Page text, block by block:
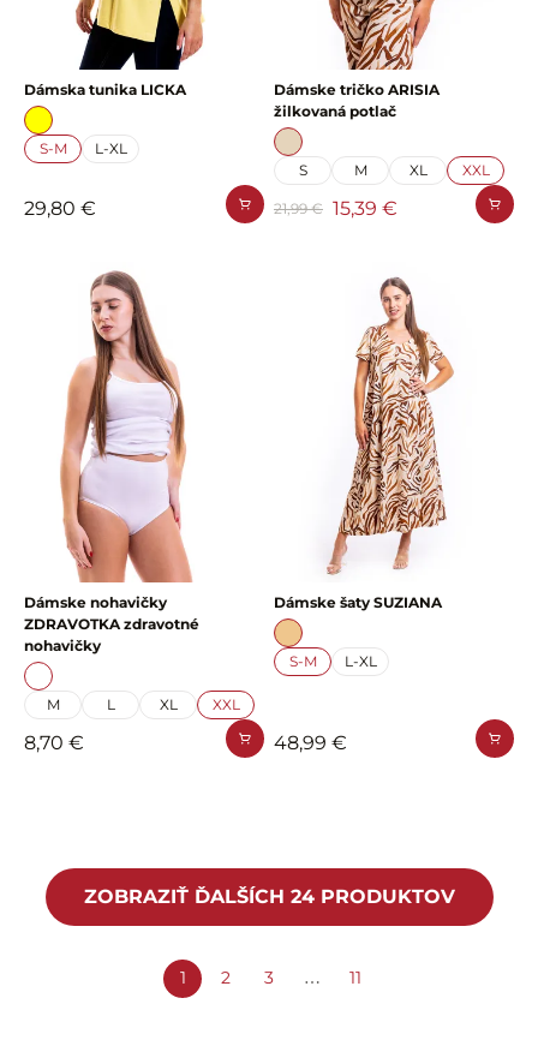
Dámska tunika LICKA
S-M L-XL
29,80 €
Dámske tričko ARISIA
žilkovaná potlač
S M XL XXL
21,99 € 15,39 €
Dámske nohavičky
ZDRAVOTKA zdravotné
nohavičky
M L XL XXL
8,70 €
Dámske šaty SUZIANA
S-M L-XL
48,99 €
ZOBRAZIŤ ĎALŠÍCH 24 PRODUKTOV
1 2 3 ⋯ 11